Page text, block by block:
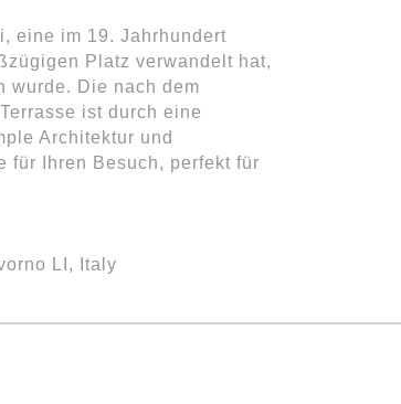
eine im 19. Jahrhundert
Platz verwandelt hat,
wurde. Die nach dem
ist durch eine
Architektur und
für Ihren Besuch, perfekt für
LI, Italy